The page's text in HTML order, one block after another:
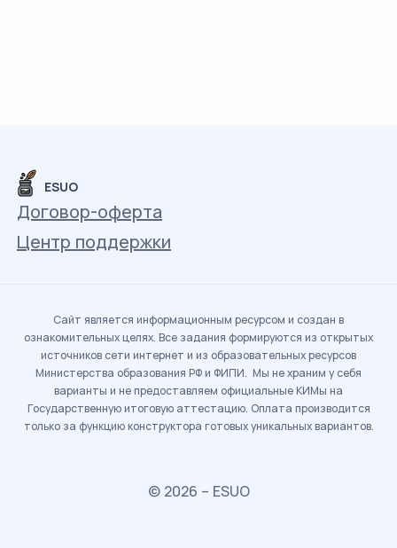
ESUO
Договор-оферта
Центр поддержки
Сайт является информационным ресурсом и создан в
ознакомительных целях. Все задания формируются из открытых
источников сети интернет и из образовательных ресурсов
Министерства образования РФ и ФИПИ. Мы не храним у себя
варианты и не предоставляем официальные КИМы на
Государственную итоговую аттестацию. Оплата производится
только за функцию конструктора готовых уникальных вариантов.
© 2026 – ESUO